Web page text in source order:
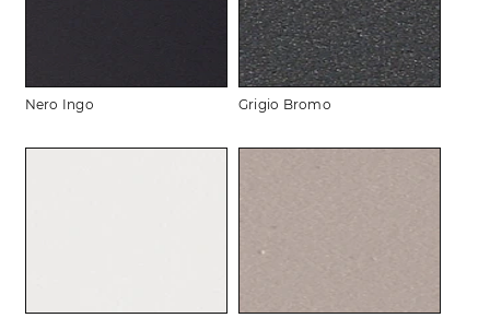
Nero Ingo Grigio Bromo